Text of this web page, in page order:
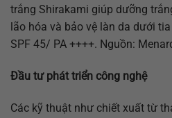
trắng Shirakami giúp dưỡng
lão hóa và bảo vệ làn da dưới
SPF 45/ PA ++++. Nguồn:
Đầu tư phát triển công nghệ
Các kỹ thuật như chiết xuất từ